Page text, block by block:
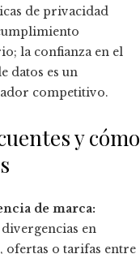
de privacidad
la confianza en el
datos es un
competitivo.
y cómo
de marca:
en
ofertas o tarifas entre